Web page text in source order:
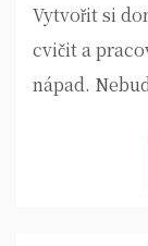
Vytvořit si
cvičit a
nápad.